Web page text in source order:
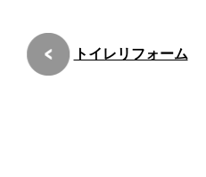
トイレリフォーム